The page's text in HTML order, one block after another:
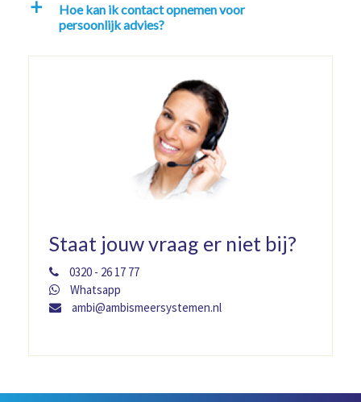
a
Hoe kan ik contact opnemen voor
persoonlijk advies?
Staat jouw vraag er niet bij?
0320 - 26 17 77
Whatsapp
ambi@ambismeersystemen.nl